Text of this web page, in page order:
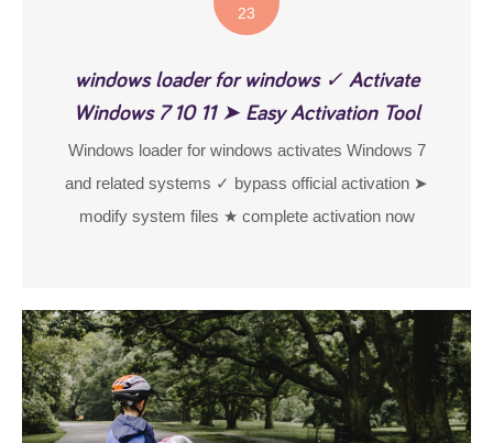
23
windows loader for windows ✓ Activate
Windows 7 10 11 ➤ Easy Activation Tool
Windows loader for windows activates Windows 7
and related systems ✓ bypass official activation ➤
modify system files ★ complete activation now